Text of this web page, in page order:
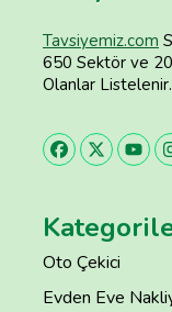
Tavsiyemiz.com
650 Sektör ve
Olanlar Listelenir.
Oto Çekici
Evden Eve